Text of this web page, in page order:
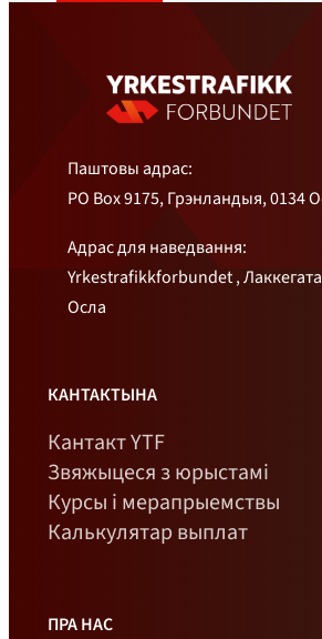
Паштовы адрас:
PO Box 9175, Грэнландыя, 0134
Адрас для наведвання:
Yrkestrafikkforbundet ,
Осла
КАНТАКТЫНА
Кантакт YTF
Звяжыцеся з юрыстамі
Курсы і мерапрыемствы
Калькулятар выплат
ПРА НАС